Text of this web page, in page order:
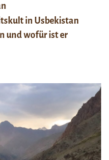
in Usbekistan
und wofür ist er